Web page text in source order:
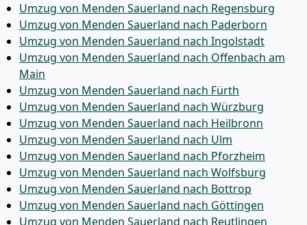
Umzug von Menden Sauerland nach Regensburg
Umzug von Menden Sauerland nach Paderborn
Umzug von Menden Sauerland nach Ingolstadt
Umzug von Menden Sauerland nach Offenbach am
Main
Umzug von Menden Sauerland nach Fürth
Umzug von Menden Sauerland nach Würzburg
Umzug von Menden Sauerland nach Heilbronn
Umzug von Menden Sauerland nach Ulm
Umzug von Menden Sauerland nach Pforzheim
Umzug von Menden Sauerland nach Wolfsburg
Umzug von Menden Sauerland nach Bottrop
Umzug von Menden Sauerland nach Göttingen
Umzug von Menden Sauerland nach Reutlingen